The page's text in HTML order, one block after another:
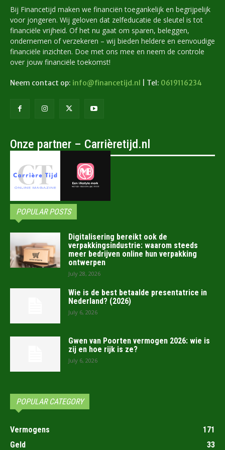
Bij Financetijd maken we financiën toegankelijk en begrijpelijk
voor jongeren. Wij geloven dat zelfeducatie de sleutel is tot
financiële vrijheid. Of het nu gaat om sparen, beleggen,
ondernemen of verzekeren – wij bieden heldere en eenvoudige
financiële inzichten. Doe met ons mee en neem de controle
over jouw financiële toekomst!
Neem contact op: info@financetijd.nl | Tel: 0619116234
Onze partner – Carrièretijd.nl
POPULAR POSTS
Digitalisering bereikt ook de
verpakkingsindustrie: waarom steeds
meer bedrijven online hun verpakking
ontwerpen
July 28, 2026
Wie is de best betaalde presentatrice in
Nederland? (2026)
July 6, 2026
Gwen van Poorten vermogen 2026: wie is
zij en hoe rijk is ze?
July 6, 2026
POPULAR CATEGORY
Vermogens
171
Geld
33